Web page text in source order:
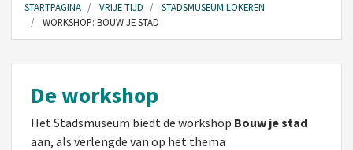
STARTPAGINA VRIJE TIJD
STADSMUSEUM LOKEREN
WORKSHOP: BOUW JE STAD
De workshop
Het Stadsmuseum biedt de workshop Bouw je stad
aan, als verlengde van op het thema